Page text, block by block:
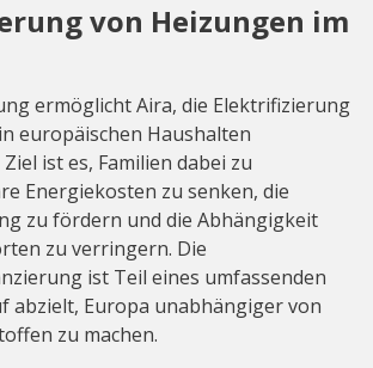
von Heizungen im
ermöglicht Aira, die Elektrifizierung
europäischen Haushalten
ist es, Familien dabei zu
Energiekosten zu senken, die
zu fördern und die Abhängigkeit
zu verringern. Die
ist Teil eines umfassenden
abzielt, Europa unabhängiger von
zu machen.